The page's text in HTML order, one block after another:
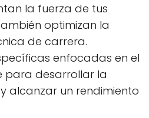
la fuerza de tus
optimizan la
de carrera.
enfocadas en el
para desarrollar la
alcanzar un rendimiento